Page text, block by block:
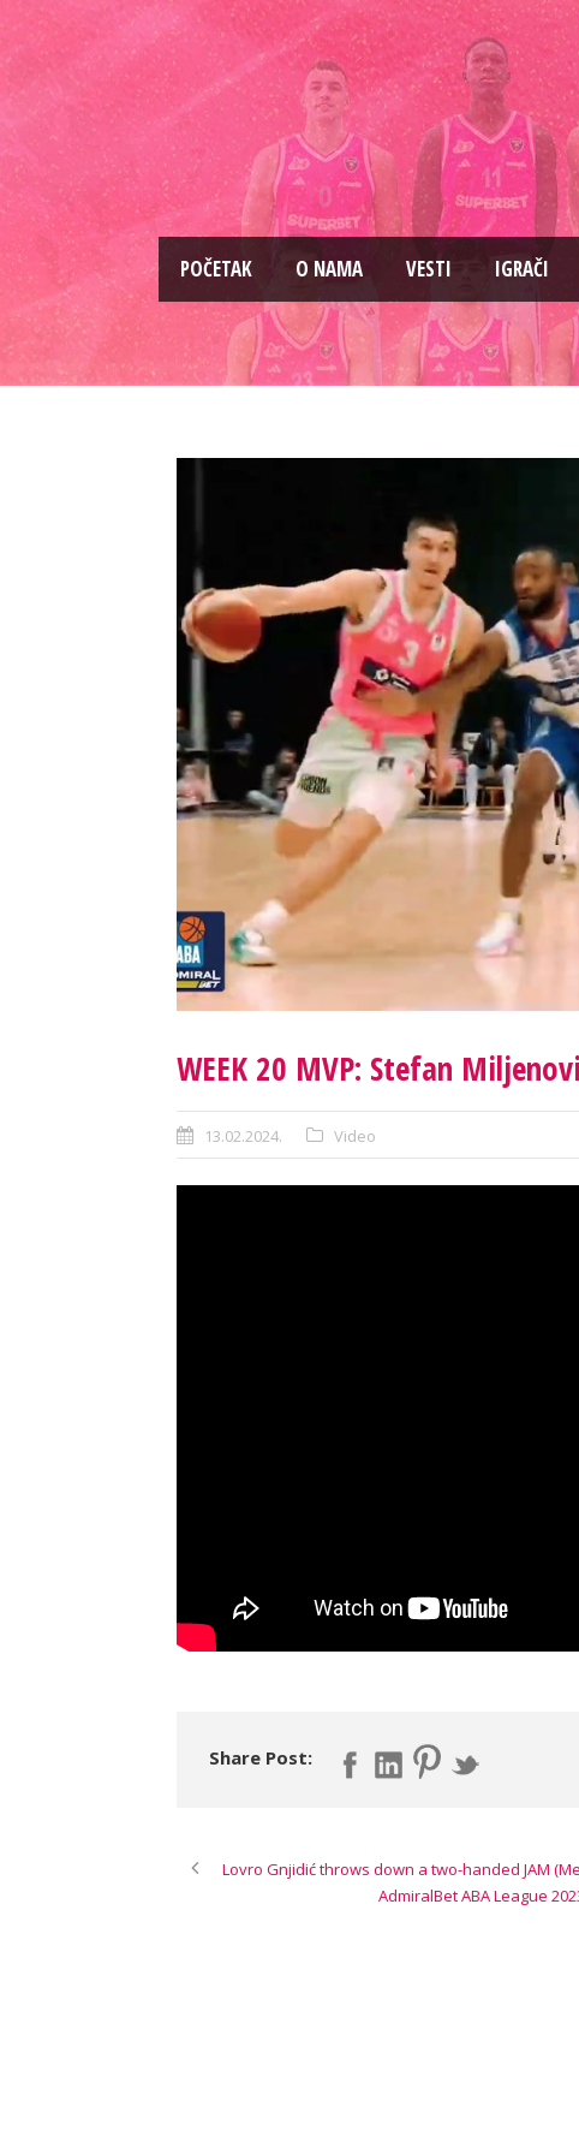
PОČETAK O NAMA VESTI IGRAČI
WEEK 20 MVP: Stefan
13.02.2024. Video
Share Post:
Lovro Gnjidić throws down a two-handed JAM
AdmiralBet ABA League